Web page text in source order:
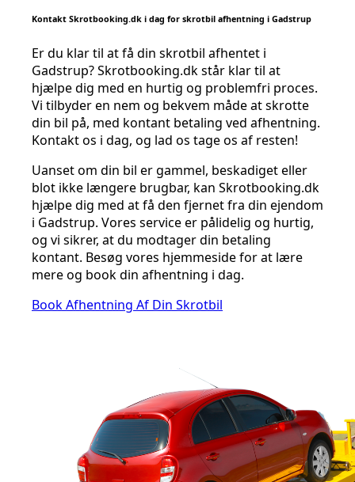
Kontakt Skrotbooking.dk i dag for skrotbil afhentning i Gadstrup
Er du klar til at få din skrotbil afhentet i
Gadstrup? Skrotbooking.dk står klar til at
hjælpe dig med en hurtig og problemfri proces.
Vi tilbyder en nem og bekvem måde at skrotte
din bil på, med kontant betaling ved afhentning.
Kontakt os i dag, og lad os tage os af resten!
Uanset om din bil er gammel, beskadiget eller
blot ikke længere brugbar, kan Skrotbooking.dk
hjælpe dig med at få den fjernet fra din ejendom
i Gadstrup. Vores service er pålidelig og hurtig,
og vi sikrer, at du modtager din betaling
kontant. Besøg vores hjemmeside for at lære
mere og book din afhentning i dag.
Book Afhentning Af Din Skrotbil